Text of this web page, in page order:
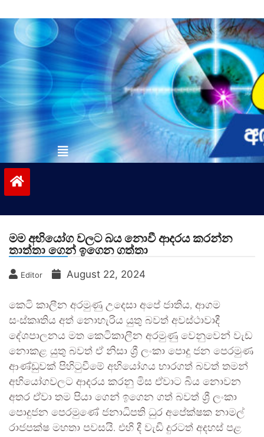
to
contentvinivida.lk
මම අභියෝග වලට බය නොවී ආදරය කරන්න
තාත්තා ගෙන් ඉගෙන ගත්තා
Editor August 22, 2024
කෙටි කාලීන අරමුණු උදෙසා අපේ ජාතිය, ආගම
සංස්කෘතිය අත් නොහැරිය යුතු බවත් අවස්ථාවාදී
දේශපාලනය මත කෙටිකාලීන අරමුණු වෙනුවෙන් වැඩ
නොකළ යුතු බවත් ඒ නිසා ශ්‍රී ලංකා පොදු ජන පෙරමුණ
ආණ්ඩුවක් පිහිටුවීමේ අභියෝගය භාරගත් බවත් තමන්
අභියෝගවලට ආදරය කරනු මිස ඒවාට බිය නොවන
අතර ඒවා තම පියා ගෙන් ඉගෙන ගත් බවත් ශ්‍රී ලංකා
පොදුජන පෙරමුණේ ජනාධිපති ධුර අපේක්ෂක නාමල්
රාජපක්ෂ මහතා පවසයි. එහි දී වැඩි දුරටත් අදහස් පළ